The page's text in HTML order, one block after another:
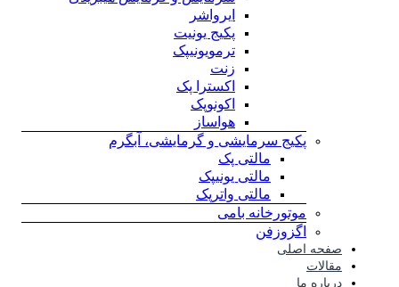
ایرواشر
پکیج یونیت
ترمویونیپک
زنت
اکسترا پک
اکونوپک
هواساز
پکیج سرمایشی و گرمایشی، آبگرم
مالتی پک
مالتی یونیپک
مالتی واترپک
موتورخانه بامی
اگزوزفن
صفحه اصلی
مقالات
درباره ما